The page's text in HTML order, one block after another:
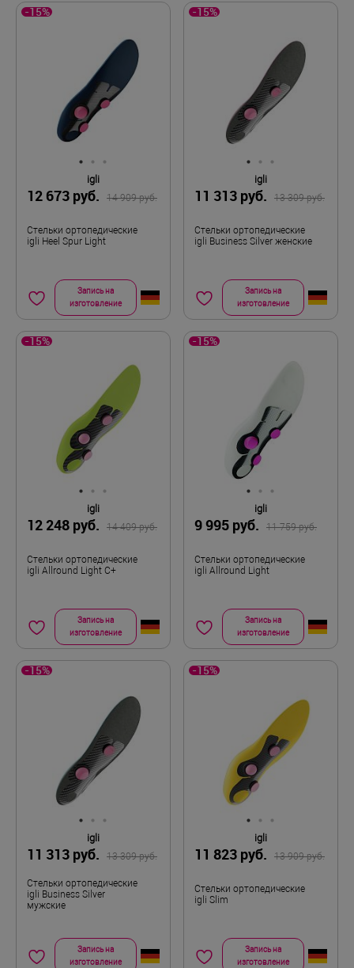
-15%
igli
12 673 руб. 14 909 руб.
Стельки ортопедические
igli Heel Spur Light
Запись на
изготовление
-15%
igli
11 313 руб. 13 309 руб.
Стельки ортопедические
igli Business Silver женские
Запись на
изготовление
-15%
igli
12 248 руб. 14 409 руб.
Стельки ортопедические
igli Allround Light C+
Запись на
изготовление
-15%
igli
9 995 руб. 11 759 руб.
Стельки ортопедические
igli Allround Light
Запись на
изготовление
-15%
igli
11 313 руб. 13 309 руб.
Стельки ортопедические
igli Business Silver
мужские
Запись на
изготовление
-15%
igli
11 823 руб. 13 909 руб.
Стельки ортопедические
igli Slim
Запись на
изготовление